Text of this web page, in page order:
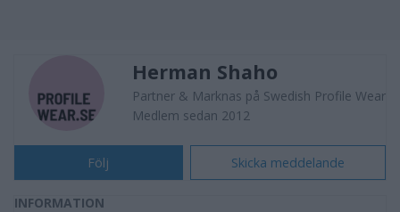
Herman Shaho
Partner & Marknas på Swedish Profile Wear
Medlem sedan 2012
Följ Skicka meddelande
INFORMATION